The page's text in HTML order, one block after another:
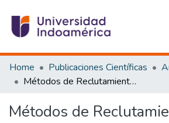
Communities & Collections
All of DSpace
Estadísticas Externas
Home Publicaciones Científicas
Métodos de Reclutamiento y Selección de Personal: Análisis a la Gestión de las Empresas Ecuatorianas
Métodos de